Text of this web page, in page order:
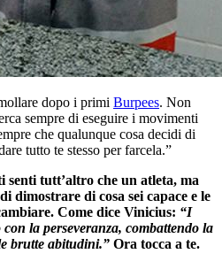
dopo i primi Burpees. Non
sempre di eseguire i movimenti
che qualunque cosa decidi di
tutto te stesso per farcela.”
senti tutt’altro che un atleta, ma
dimostrare di cosa sei capace e le
Come dice Vinicius: “I
la perseveranza, combattendo la
brutte abitudini.” Ora tocca a te.